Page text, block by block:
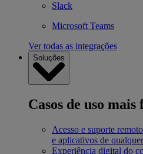
Slack
Microsoft Teams
Ver todas as integrações
Soluções
Casos de uso mais
Acesso e suporte remoto
e aplicativos de
Experiência digital do